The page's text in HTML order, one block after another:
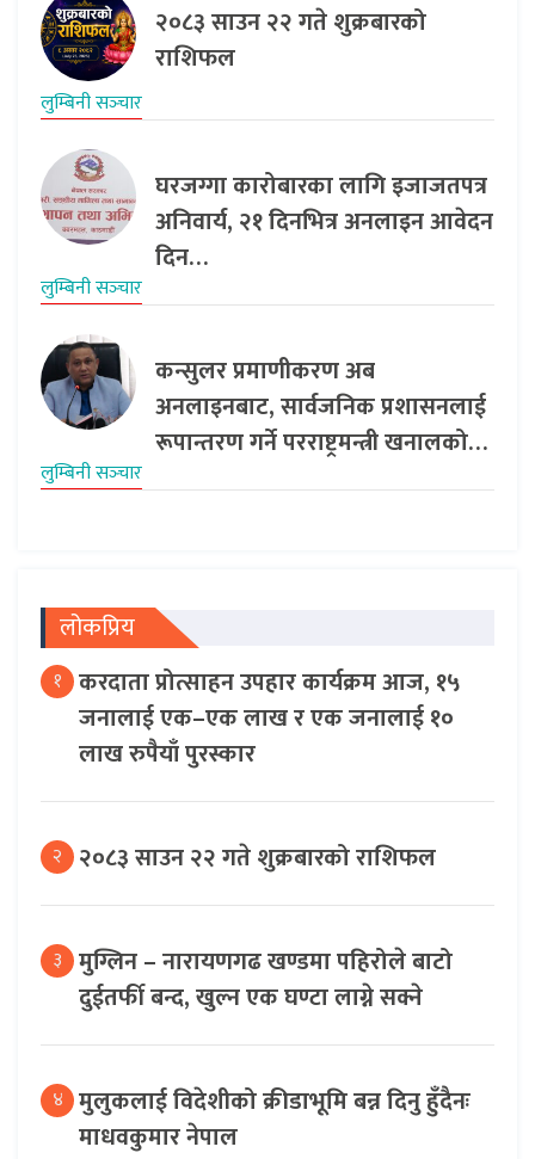
२०८३ साउन २२ गते शुक्रबारको
राशिफल
लुम्बिनी सञ्‍चार
घरजग्गा कारोबारका लागि इजाजतपत्र
अनिवार्य, २१ दिनभित्र अनलाइन आवेदन
दिन…
लुम्बिनी सञ्‍चार
कन्सुलर प्रमाणीकरण अब
अनलाइनबाट, सार्वजनिक प्रशासनलाई
रूपान्तरण गर्ने परराष्ट्रमन्त्री खनालको…
लुम्बिनी सञ्‍चार
लोकप्रिय
१ करदाता प्रोत्साहन उपहार कार्यक्रम आज, १५
जनालाई एक–एक लाख र एक जनालाई १०
लाख रुपैयाँ पुरस्कार
२ २०८३ साउन २२ गते शुक्रबारको राशिफल
३ मुग्लिन – नारायणगढ खण्डमा पहिरोले बाटो
दुईतर्फी बन्द, खुल्न एक घण्टा लाग्ने सक्ने
४ मुलुकलाई विदेशीको क्रीडाभूमि बन्न दिनु हुँदैनः
माधवकुमार नेपाल